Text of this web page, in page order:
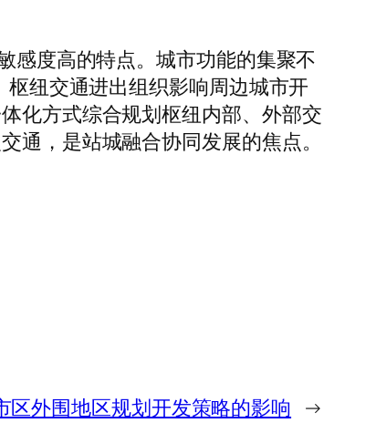
感度高的特点。城市功能的集聚不
纽交通进出组织影响周边城市开
化方式综合规划枢纽内部、外部交
通，是站城融合协同发展的焦点。
区外围地区规划开发策略的影响 →